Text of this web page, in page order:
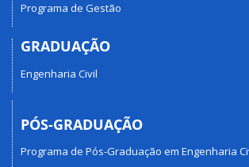
Programa de Gestão
GRADUAÇÃO
Engenharia Civil
PÓS-GRADUAÇÃO
Programa de Pós-Graduação em Engenharia